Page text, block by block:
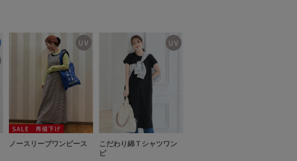
ノースリーブワンピース
こだわり綿Ｔシャツワン
ピ